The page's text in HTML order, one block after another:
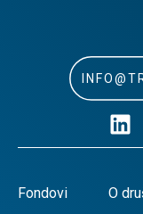
Fondovi
O